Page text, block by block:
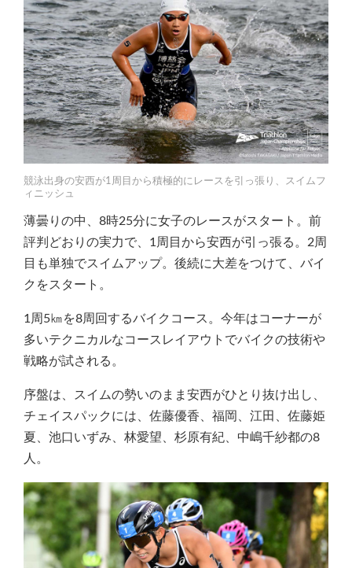
競泳出身の安西が1周目から積極的にレースを引っ張り、スイムフ
ィニッシュ
薄曇りの中、8時25分に女子のレースがスタート。前
評判どおりの実力で、1周目から安西が引っ張る。2周
目も単独でスイムアップ。後続に大差をつけて、バイ
クをスタート。
1周5㎞を8周回するバイクコース。今年はコーナーが
多いテクニカルなコースレイアウトでバイクの技術や
戦略が試される。
序盤は、スイムの勢いのまま安西がひとり抜け出し、
チェイスパックには、佐藤優香、福岡、江田、佐藤姫
夏、池口いずみ、林愛望、杉原有紀、中嶋千紗都の8
人。